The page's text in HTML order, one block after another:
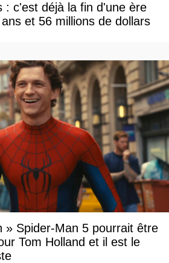
: c'est déjà la fin d'une ère
et 56 millions de dollars
» Spider-Man 5 pourrait être
Tom Holland et il est le